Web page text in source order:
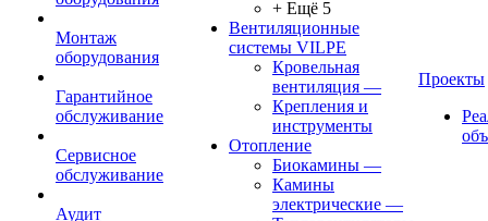
Монтаж
оборудования
Гарантийное
обслуживание
Сервисное
обслуживание
Аудит
+ Ещё 5
Вентиляционные
системы VILPE
Кровельная
вентиляция —
Крепления и
инструменты
Отопление
Биокамины —
Камины
электрические —
Проекты